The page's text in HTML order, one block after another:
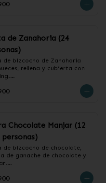
Congelado
de Zanahoria (24
de bizcocho de Zanahoria
rellena y cubierta con
Congelado
Chocolate Manjar (12
de bizcocho de chocolate,
de ganache de chocolate y
Congelado